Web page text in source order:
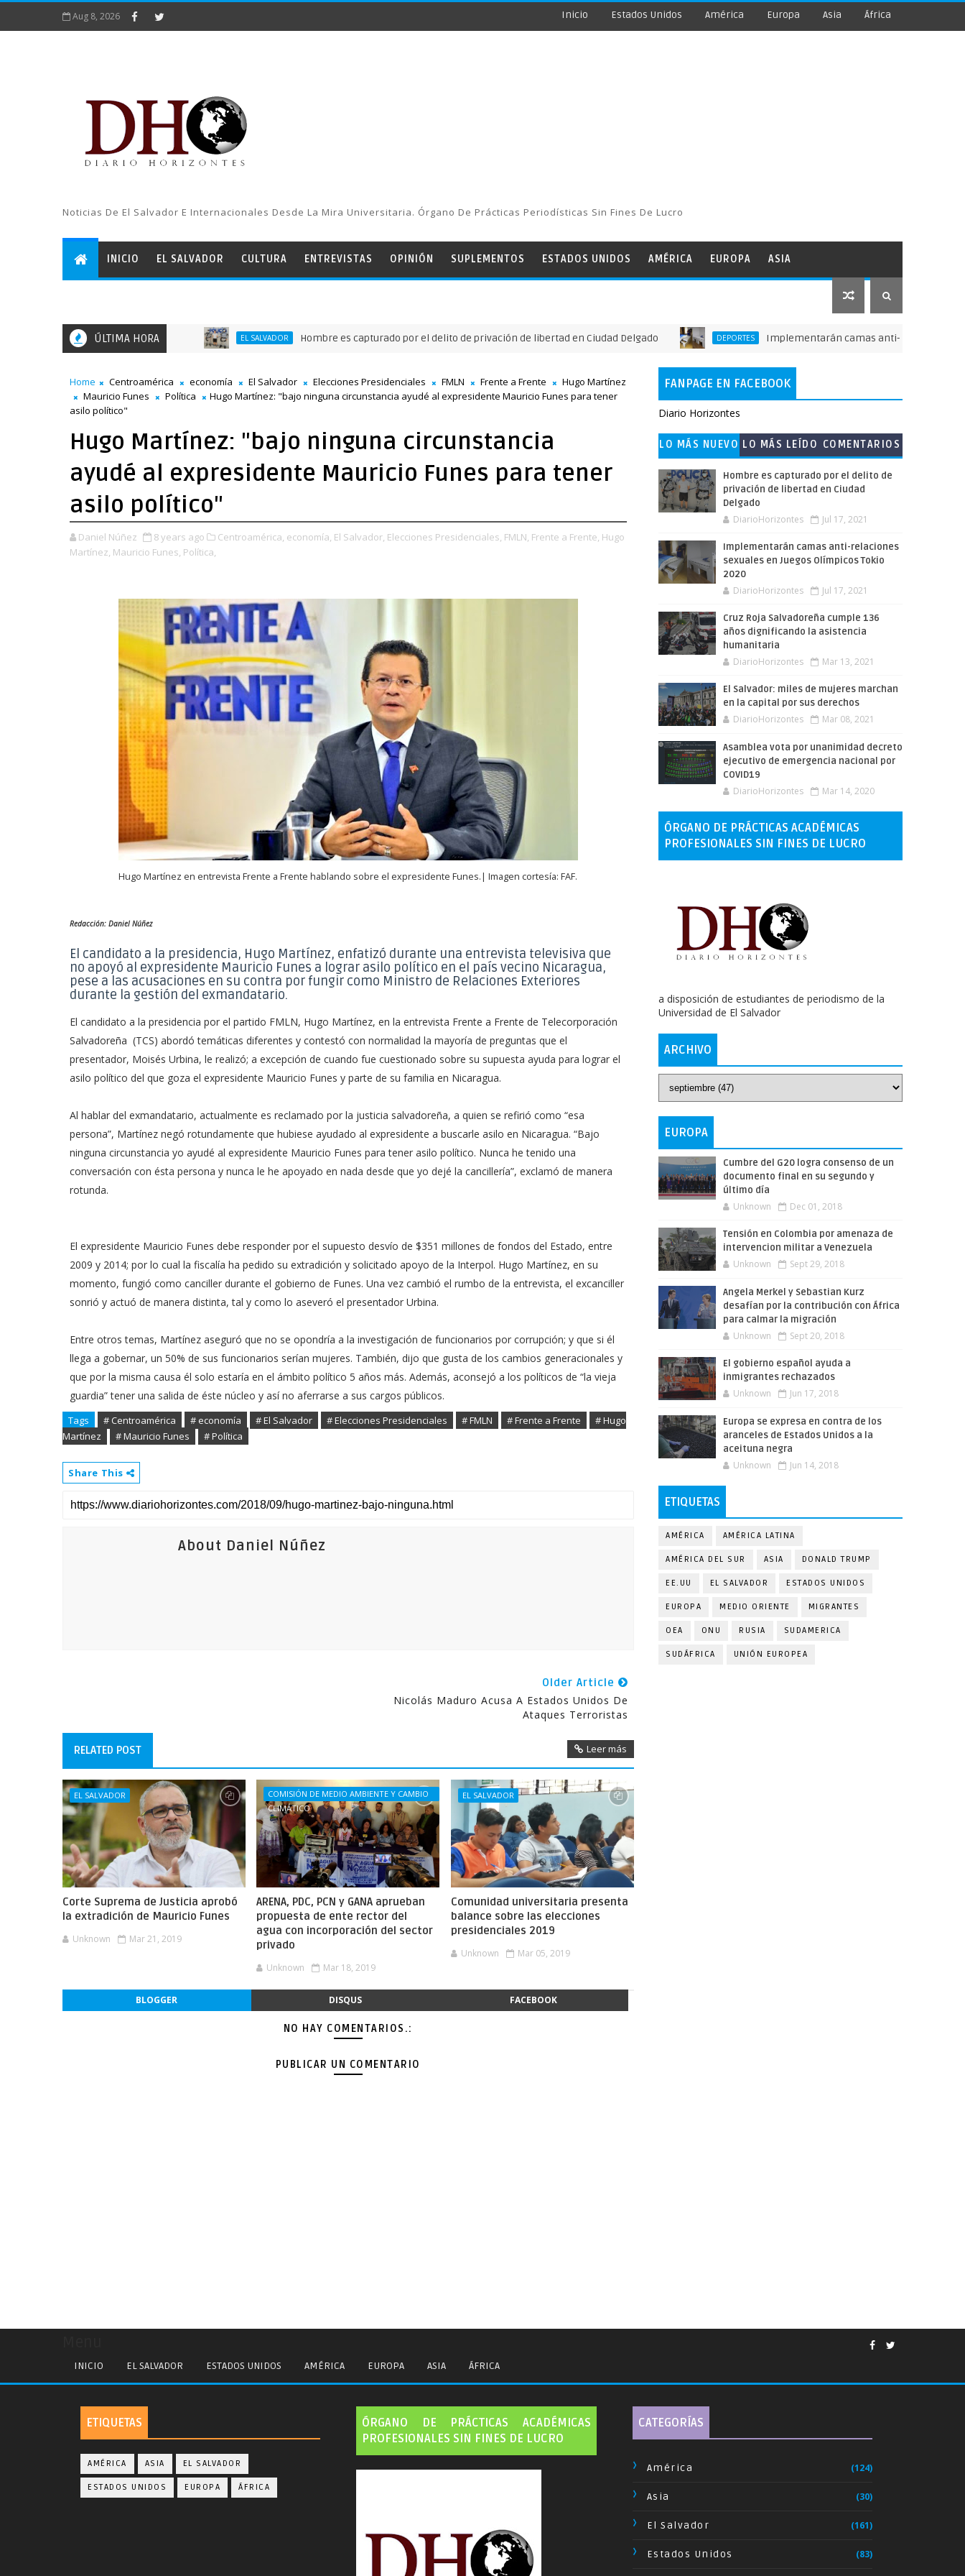
Aug 8, 2026 Inicio Estados Unidos América Europa Asia África
Noticias De El Salvador E Internacionales Desde La Mira Universitaria. Órgano De Prácticas Periodísticas Sin Fines De Lucro
INICIO EL SALVADOR CULTURA ENTREVISTAS OPINIÓN SUPLEMENTOS ESTADOS UNIDOS AMÉRICA EUROPA ASIA
ÚLTIMA HORA EL SALVADOR Hombre es capturado por el delito de privación de libertad en Ciudad Delgado DEPORTES Implementarán camas anti-relaciones sexuales
Home Centroamérica economía El Salvador Elecciones Presidenciales FMLN Frente a Frente
Hugo Martínez
Mauricio Funes
Política
Hugo Martínez: "bajo ninguna circunstancia ayudé al expresidente Mauricio Funes para tener
asilo político"
Hugo Martínez: "bajo ninguna circunstancia
ayudé al expresidente Mauricio Funes para tener
asilo político"
Daniel Núñez 8 years ago Centroamérica, economía, El Salvador, Elecciones Presidenciales, FMLN, Frente a Frente, Hugo
Martínez, Mauricio Funes, Política,
Hugo Martínez en entrevista Frente a Frente hablando sobre el expresidente Funes.| Imagen cortesía: FAF.
Redacción: Daniel Núñez
El candidato a la presidencia, Hugo Martínez, enfatizó durante una entrevista televisiva que
no apoyó al expresidente Mauricio Funes a lograr asilo político en el país vecino Nicaragua,
pese a las acusaciones en su contra por fungir como Ministro de Relaciones Exteriores
durante la gestión del exmandatario.
El candidato a la presidencia por el partido FMLN, Hugo Martínez, en la entrevista Frente a Frente de Telecorporación
Salvadoreña (TCS) abordó temáticas diferentes y contestó con normalidad la mayoría de preguntas que el
presentador, Moisés Urbina, le realizó; a excepción de cuando fue cuestionado sobre su supuesta ayuda para lograr el
asilo político del que goza el expresidente Mauricio Funes y parte de su familia en Nicaragua.
Al hablar del exmandatario, actualmente es reclamado por la justicia salvadoreña, a quien se refirió como “esa
persona”, Martínez negó rotundamente que hubiese ayudado al expresidente a buscarle asilo en Nicaragua. “Bajo
ninguna circunstancia yo ayudé al expresidente Mauricio Funes para tener asilo político. Nunca he tenido una
conversación con ésta persona y nunca le he apoyado en nada desde que yo dejé la cancillería”, exclamó de manera
rotunda.
El expresidente Mauricio Funes debe responder por el supuesto desvío de $351 millones de fondos del Estado, entre
2009 y 2014; por lo cual la fiscalía ha pedido su extradición y solicitado apoyo de la Interpol. Hugo Martínez, en su
momento, fungió como canciller durante el gobierno de Funes. Una vez cambió el rumbo de la entrevista, el excanciller
sonrió y actuó de manera distinta, tal y como lo aseveró el presentador Urbina.
Entre otros temas, Martínez aseguró que no se opondría a la investigación de funcionarios por corrupción; y que si él
llega a gobernar, un 50% de sus funcionarios serían mujeres. También, dijo que gusta de los cambios generacionales y
que por la misma causa él solo estaría en el ámbito político 5 años más. Además, aconsejó a los políticos de “la vieja
guardia” tener una salida de éste núcleo y así no aferrarse a sus cargos públicos.
Tags # Centroamérica # economía # El Salvador # Elecciones Presidenciales # FMLN # Frente a Frente
# Hugo
Martínez
# Mauricio Funes # Política
Share This
About Daniel Núñez
Older Article
Nicolás Maduro Acusa A Estados Unidos De
Ataques Terroristas
RELATED POST Leer más
EL SALVADOR
Corte Suprema de Justicia aprobó
la extradición de Mauricio Funes
Unknown Mar 21, 2019
COMISIÓN DE MEDIO AMBIENTE Y CAMBIO
CLIMÁTICO
ARENA, PDC, PCN y GANA aprueban
propuesta de ente rector del
agua con incorporación del sector
privado
Unknown Mar 18, 2019
EL SALVADOR
Comunidad universitaria presenta
balance sobre las elecciones
presidenciales 2019
Unknown Mar 05, 2019
BLOGGER DISQUS FACEBOOK
NO HAY COMENTARIOS.:
PUBLICAR UN COMENTARIO
FANPAGE EN FACEBOOK
Diario Horizontes
LO MÁS NUEVO LO MÁS LEÍDO COMENTARIOS
Hombre es capturado por el delito de
privación de libertad en Ciudad
Delgado
DiarioHorizontes Jul 17, 2021
Implementarán camas anti-relaciones
sexuales en Juegos Olímpicos Tokio
2020
DiarioHorizontes Jul 17, 2021
Cruz Roja Salvadoreña cumple 136
años dignificando la asistencia
humanitaria
DiarioHorizontes Mar 13, 2021
El Salvador: miles de mujeres marchan
en la capital por sus derechos
DiarioHorizontes Mar 08, 2021
Asamblea vota por unanimidad decreto
ejecutivo de emergencia nacional por
COVID19
DiarioHorizontes Mar 14, 2020
ÓRGANO DE PRÁCTICAS ACADÉMICAS
PROFESIONALES SIN FINES DE LUCRO
a disposición de estudiantes de periodismo de la
Universidad de El Salvador
ARCHIVO
EUROPA
Cumbre del G20 logra consenso de un
documento final en su segundo y
último día
Unknown Dec 01, 2018
Tensión en Colombia por amenaza de
intervencion militar a Venezuela
Unknown Sept 29, 2018
Angela Merkel y Sebastian Kurz
desafían por la contribución con África
para calmar la migración
Unknown Sept 20, 2018
El gobierno español ayuda a
inmigrantes rechazados
Unknown Jun 17, 2018
Europa se expresa en contra de los
aranceles de Estados Unidos a la
aceituna negra
Unknown Jun 14, 2018
ETIQUETAS
AMÉRICA AMÉRICA LATINA
AMÉRICA DEL SUR ASIA DONALD TRUMP
EE.UU EL SALVADOR ESTADOS UNIDOS
EUROPA MEDIO ORIENTE MIGRANTES
OEA ONU RUSIA SUDAMERICA
SUDÁFRICA UNIÓN EUROPEA
INICIO EL SALVADOR ESTADOS UNIDOS AMÉRICA EUROPA ASIA ÁFRICA
ETIQUETAS
AMÉRICA ASIA EL SALVADOR
ESTADOS UNIDOS EUROPA ÁFRICA
ÓRGANO DE PRÁCTICAS ACADÉMICAS
PROFESIONALES SIN FINES DE LUCRO
CATEGORÍAS
América (124)
Asia (30)
El Salvador (161)
Estados Unidos (83)